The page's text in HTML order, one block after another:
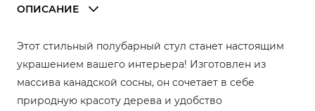
ОПИСАНИЕ
Этот стильный полубарный стул станет настоящим
украшением вашего интерьера! Изготовлен из
массива канадской сосны, он сочетает в себе
природную красоту дерева и удобство